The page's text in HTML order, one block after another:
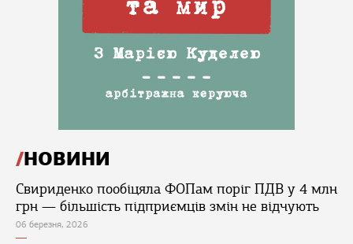
НОВИНИ
Свириденко пообіцяла ФОПам поріг ПДВ у 4 млн
грн — більшість підприємців змін не відчують
06 березня, 2026